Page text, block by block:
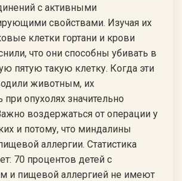
с активными
свойствами. Изучая их
клетки гортани и крови
что они способны убивать в
пятую такую клетку. Когда эти
животным, их
опухолях значительно
воздержаться от операции у
и потому, что миндалины
аллергии. Статистика
70 процентов детей с
и пищевой аллергией не имеют